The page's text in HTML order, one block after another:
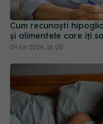
Cum recunoști
și alimentele care îți
09 iun 2026, 16:00